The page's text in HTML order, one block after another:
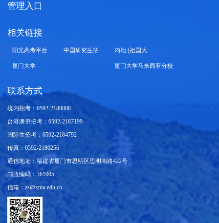
管理入口
相关链接
阳光高考平台 中国研究生招生信息网 内地 (祖国大陆) 高校面向港澳台招生信息网
厦门大学 厦门大学马来西亚分校
联系方式
境内招考：0592-2188888
台港澳侨招考：0592-2187199
国际生招考：0592-2184792
传真：0592-2180256
通信地址：福建省厦门市思明区思明南路422号
邮政编码：361005
信箱：zs@xmu.edu.cn